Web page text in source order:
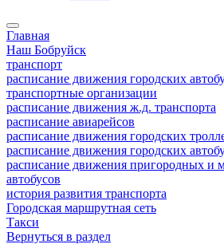
Главная
Наш Бобруйск
транспорт
расписание движения городских
транспортные организации
расписание движения ж.д. транспорта
расписание авиарейсов
расписание движения городских
расписание движения городских
расписание движения пригородных и
автобусов
история развития транспорта
Городская маршрутная сеть
Такси
Вернуться в раздел